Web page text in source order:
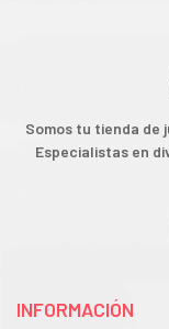
Somos tu tienda de
Especialistas en
INFORMACIÓN